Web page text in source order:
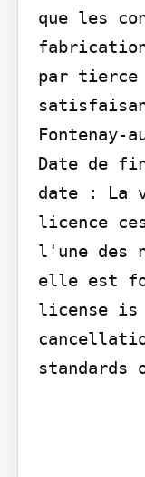
que les
par tierce
Fontenay-
Date de
date : La
licence
l'une des
elle est
license
standards